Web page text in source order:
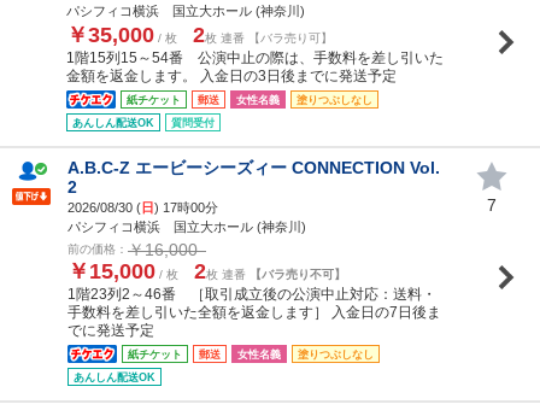
パシフィコ横浜 国立大ホール (神奈川)
￥35,000 / 枚 2枚 連番 【バラ売り可】
1階15列15～54番 公演中止の際は、手数料を差し引いた
金額を返金します。 入金日の3日後までに発送予定
紙チケット 郵送 女性名義
塗りつぶしなし
あんしん配送OK
質問受付
A.B.C-Z エービーシーズィー CONNECTION Vol.
2
2026/08/30 (日) 17時00分
パシフィコ横浜 国立大ホール (神奈川)
前の価格： ￥16,000
￥15,000 / 枚 2枚 連番 【バラ売り不可】
1階23列2～46番 ［取引成立後の公演中止対応：送料・
手数料を差し引いた全額を返金します］ 入金日の7日後ま
でに発送予定
紙チケット 郵送 女性名義
塗りつぶしなし
あんしん配送OK
7